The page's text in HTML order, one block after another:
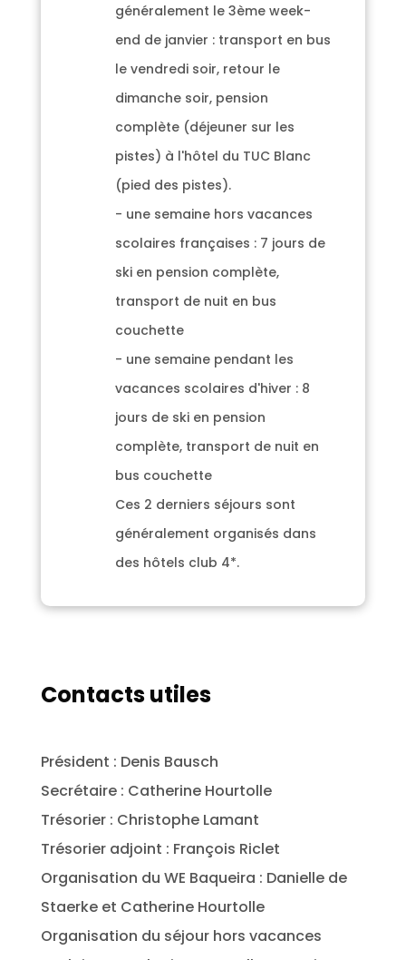
généralement le 3ème week-
end de janvier : transport en bus
le vendredi soir, retour le
dimanche soir, pension
complète (déjeuner sur les
pistes) à l'hôtel du TUC Blanc
(pied des pistes).
- une semaine hors vacances
scolaires françaises : 7 jours de
ski en pension complète,
transport de nuit en bus
couchette
- une semaine pendant les
vacances scolaires d'hiver : 8
jours de ski en pension
complète, transport de nuit en
bus couchette
Ces 2 derniers séjours sont
généralement organisés dans
des hôtels club 4*.
Contacts utiles
Président : Denis Bausch
Secrétaire : Catherine Hourtolle
Trésorier : Christophe Lamant
Trésorier adjoint : François Riclet
Organisation du WE Baqueira : Danielle de
Staerke et Catherine Hourtolle
Organisation du séjour hors vacances